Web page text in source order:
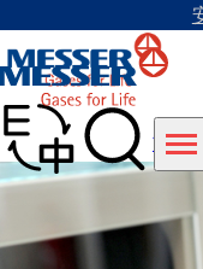
首页>